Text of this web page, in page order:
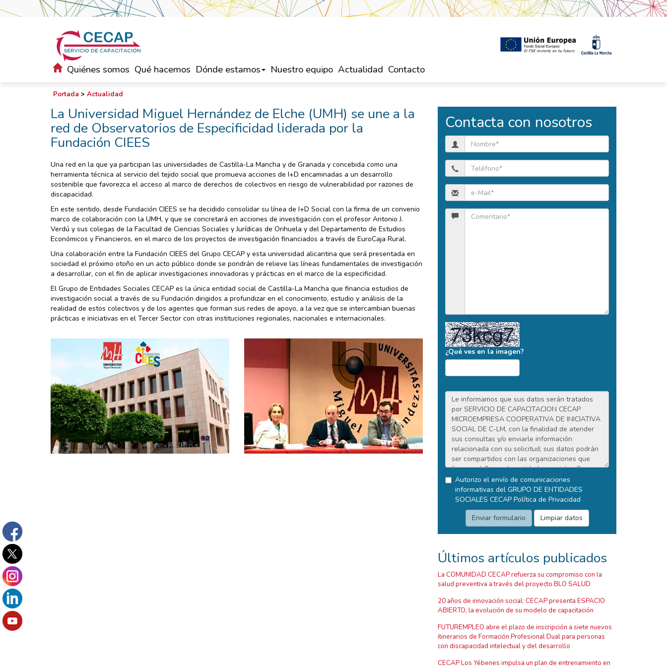
Quiénes somos Qué hacemos Dónde estamos Nuestro equipo Actualidad Contacto
Portada > Actualidad
La Universidad Miguel Hernández de Elche (UMH) se une a la
red de Observatorios de Especificidad liderada por la
Fundación CIEES
Una red en la que ya participan las universidades de Castilla-La Mancha y de Granada y concebida como una
herramienta técnica al servicio del tejido social que promueva acciones de I+D encaminadas a un desarrollo
sostenible que favorezca el acceso al marco de derechos de colectivos en riesgo de vulnerabilidad por razones de
discapacidad.
En este sentido, desde Fundación CIEES se ha decidido consolidar su línea de I+D Social con la firma de un convenio
marco de colaboración con la UMH, y que se concretará en acciones de investigación con el profesor Antonio J.
Verdú y sus colegas de la Facultad de Ciencias Sociales y Jurídicas de Orihuela y del Departamento de Estudios
Económicos y Financieros, en el marco de los proyectos de investigación financiados a través de EuroCaja Rural.
Una colaboración entre la Fundación CIEES del Grupo CECAP y esta universidad alicantina que será presentada en
sociedad el próximo otoño en un acto público donde se pondrán de relieve las líneas fundamentales de investigación
a desarrollar, con el fin de aplicar investigaciones innovadoras y prácticas en el marco de la especificidad.
El Grupo de Entidades Sociales CECAP es la única entidad social de Castilla-La Mancha que financia estudios de
investigación social a través de su Fundación dirigidos a profundizar en el conocimiento, estudio y análisis de la
realidad de estos colectivos y de los agentes que forman sus redes de apoyo, a la vez que se intercambian buenas
prácticas e iniciativas en el Tercer Sector con otras instituciones regionales, nacionales e internacionales.
Contacta con nosotros
¿Qué ves en la imagen?
Autorizo el envío de comunicaciones
informativas del GRUPO DE ENTIDADES
SOCIALES CECAP Política de Privacidad
Últimos artículos publicados
La COMUNIDAD CECAP refuerza su compromiso con la
salud preventiva a través del proyecto BLO SALUD
20 años de innovación social: CECAP presenta ESPACIO
ABIERTO, la evolución de su modelo de capacitación
FUTUREMPLEO abre el plazo de inscripción a siete nuevos
itinerarios de Formación Profesional Dual para personas
con discapacidad intelectual y del desarrollo
CECAP Los Yébenes impulsa un plan de entrenamiento en